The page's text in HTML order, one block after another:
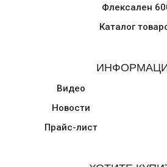
Флексален
Каталог
Видео
Новости
Прайс-лист